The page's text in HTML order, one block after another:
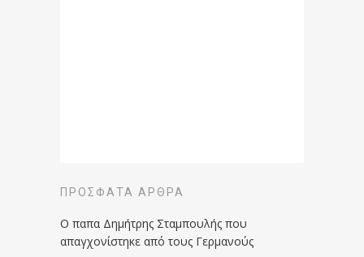
ΠΡΌΣΦΑΤΑ ΆΡΘΡΑ
Ο παπα Δημήτρης Σταμπουλής που
απαγχονίστηκε από τους Γερμανούς